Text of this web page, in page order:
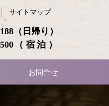
（日帰り）
（宿泊）
サイトマップ
お問合せ